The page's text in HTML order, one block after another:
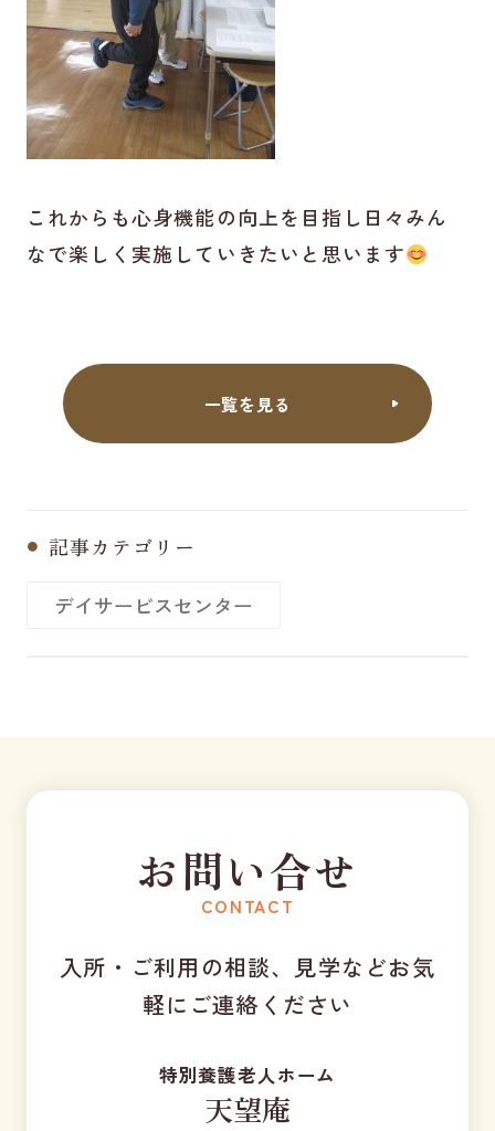
これからも心身機能の向上を目指し日々みん
なで楽しく実施していきたいと思います
一覧を見る
記事カテゴリー
デイサービスセンター
お問い合せ
CONTACT
入所・ご利用の相談、見学などお気
軽にご連絡ください
特別養護老人ホーム
天望庵